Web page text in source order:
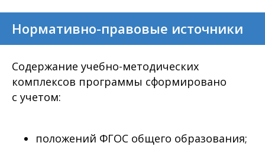
Нормативно-правовые источники
Содержание учебно-методических
комплексов программы сформировано
с учетом:
положений ФГОС общего образования;